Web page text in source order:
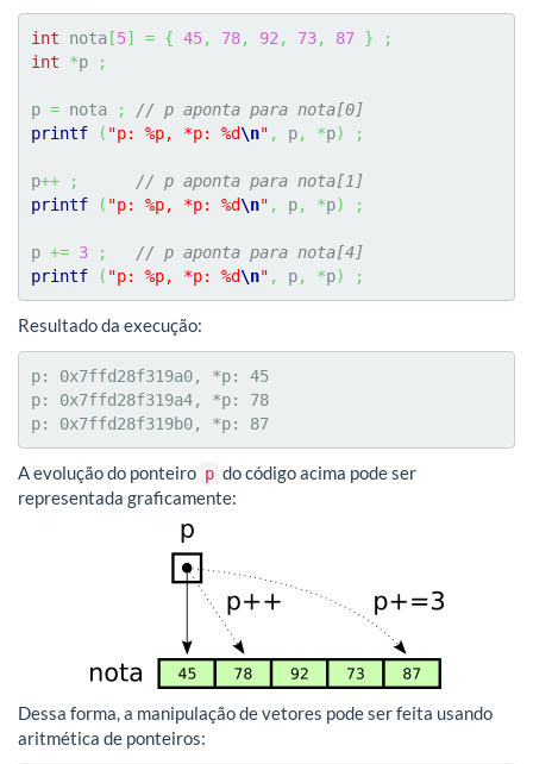
int nota [5] = { 45, 78, 92 , 73, 87 }
;
int
*p ;
p = nota ;
// p aponta para nota[0]
printf
( "p: %p, *p: %d\n" , p, *p) ;
p++ ;
// p aponta para nota[1]
printf
( "p: %p, *p: %d\n" , p, *p) ;
p += 3 ;
// p aponta para nota[4]
printf
( "p: %p, *p: %d\n" , p, *p) ;
Resultado da execução:
p: 0x7ffd28f319a0, *p: 45
p: 0x7ffd28f319a4, *p: 78
p: 0x7ffd28f319b0, *p: 87
A evolução do ponteiro p do código acima pode ser
representada graficamente:
Dessa forma, a manipulação de vetores pode ser feita usando
aritmética de ponteiros: